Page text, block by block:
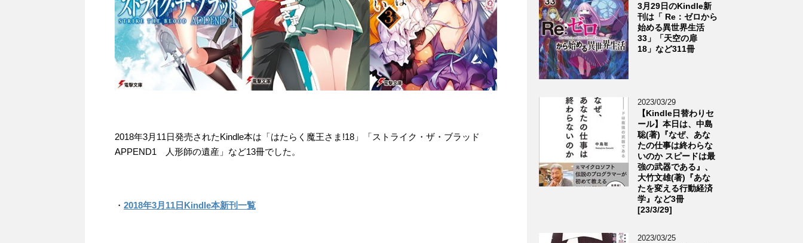
2018年3月11日発売されたKindle本は「はたらく魔王さま!18」「ストライク・ザ・ブラッド
APPEND1 人形師の遺産」など13冊でした。
・ 2018年3月11日Kindle本新刊一覧
3月29日のKindle新
刊は「 Re：ゼロから
始める異世界生活
33」「天空の扉
18」など311冊
2023/03/29
【Kindle日替わりセ
ール】本日は、中島
聡(著)『なぜ、あな
たの仕事は終わらな
いのか スピードは最
強の武器である』、
大竹文雄(著)『あな
たを変える行動経済
学』など3冊
[23/3/29]
2023/03/25